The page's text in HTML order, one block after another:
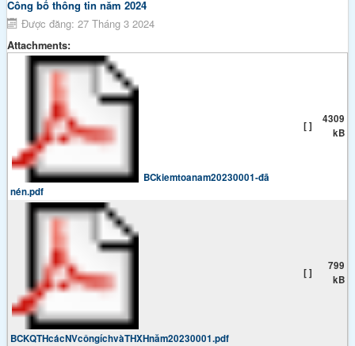
Công bố thông tin năm 2024
Được đăng: 27 Tháng 3 2024
Attachments:
BCkiemtoanam20230001-đã
nén.pdf
[ ]
4309
kB
BCKQTHcácNVcôngíchvàTHXHnăm20230001.pdf
[ ]
799
kB